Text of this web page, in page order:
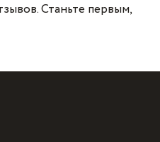
Станьте первым,